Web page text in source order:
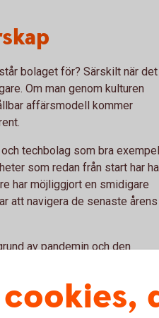
bolaget för? Särskilt när det
Om man genom kulturen
affärsmodell kommer
techbolag som bra exempel
som redan från start har
har möjliggjort en smidigare
att navigera de senaste årens
av pandemin och den
är det viktigt att få med sig
företaget står inför och hur
och lönsam. Här krävs
man står inför men också
cookies,